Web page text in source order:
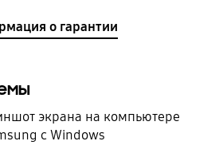
о гарантии
экрана на компьютере
с Windows